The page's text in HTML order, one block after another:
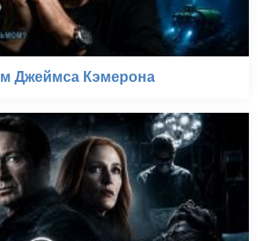
безбашенных
(2010)
Джеймса Кэмерона